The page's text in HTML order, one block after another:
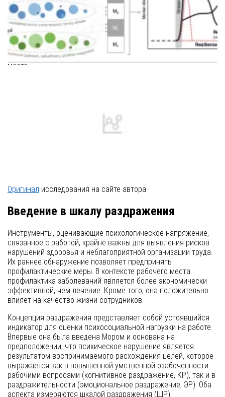
Шкала оценки психологического напряжения на рабочем
месте
Оригинал исследования на сайте автора
Введение в шкалу раздражения
Инструменты, оценивающие психологическое напряжение,
связанное с работой, крайне важны для выявления рисков
нарушений здоровья и неблагоприятной организации труда.
Их раннее обнаружение позволяет предпринять
профилактические меры. В контексте рабочего места
профилактика заболеваний является более экономически
эффективной, чем лечение. Кроме того, она положительно
влияет на качество жизни сотрудников.
Концепция раздражения представляет собой устоявшийся
индикатор для оценки психосоциальной нагрузки на работе.
Впервые она была введена Мором и основана на
предположении, что психическое нарушение является
результатом воспринимаемого расхождения целей, которое
выражается как в повышенной умственной озабоченности
рабочими вопросами (когнитивное раздражение, КР), так и в
раздражительности (эмоциональное раздражение, ЭР). Оба
аспекта измеряются шкалой раздражения (ШР).